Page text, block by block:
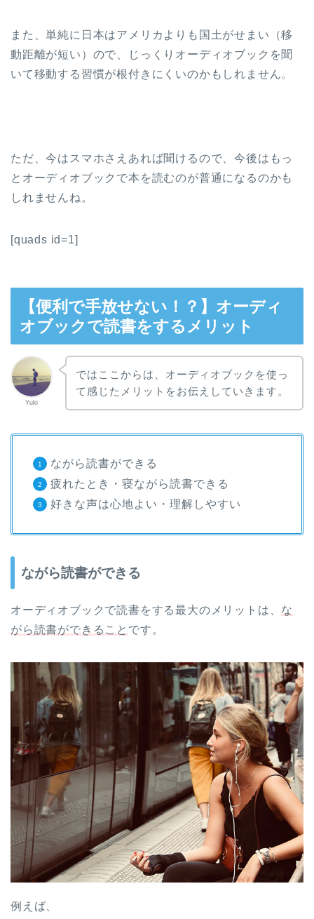
また、単純に日本はアメリカよりも国土がせまい（移
動距離が短い）ので、じっくりオーディオブックを聞
いて移動する習慣が根付きにくいのかもしれません。
ただ、今はスマホさえあれば聞けるので、今後はもっ
とオーディオブックで本を読むのが普通になるのかも
しれませんね。
[quads id=1]
【便利で手放せない！？】オーディ
オブックで読書をするメリット
Yuki
ではここからは、オーディオブックを使っ
て感じたメリットをお伝えしていきます。
ながら読書ができる
疲れたとき・寝ながら読書できる
好きな声は心地よい・理解しやすい
ながら読書ができる
オーディオブックで読書をする最大のメリットは、 な
がら読書ができること です。
例えば、